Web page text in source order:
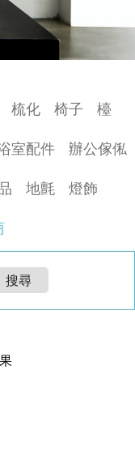
梳化 椅子
檯
室配件
辦公傢俬
地氈
燈飾
搜尋